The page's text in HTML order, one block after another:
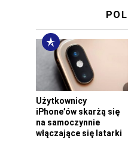
Użytkownicy
iPhone’ów skarżą się
na samoczynnie
włączające się latarki